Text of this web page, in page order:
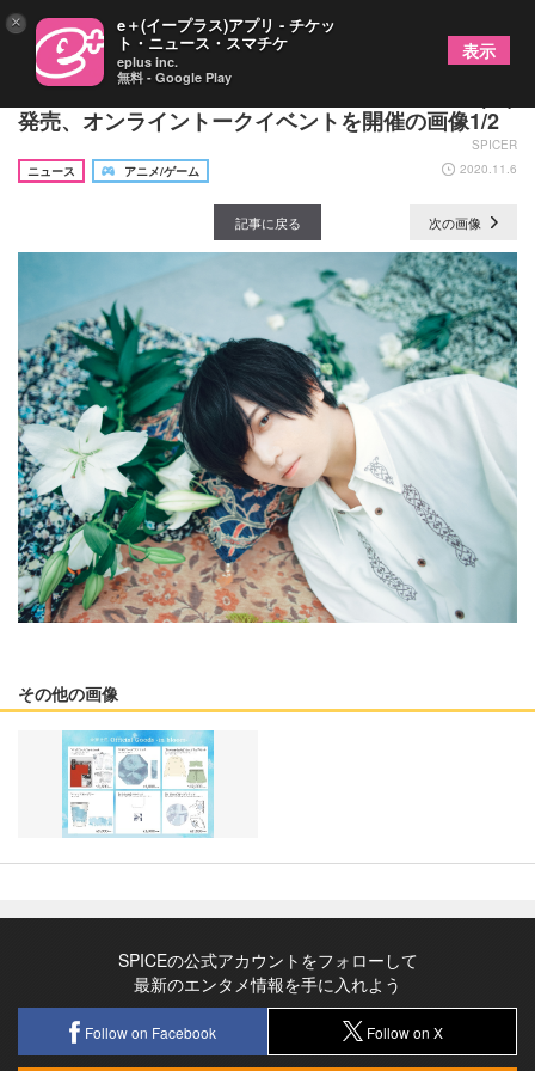
斉藤壮馬、2ndフルアルバム『in bloom』12/23(水)
発売、オンライントークイベントを開催の画像1/2
SPICER
ニュース
アニメ/ゲーム 2020.11.6
記事に戻る 次の画像
その他の画像
SPICEの公式アカウントをフォローして
最新のエンタメ情報を手に入れよう
Follow on Facebook Follow on X
× e＋(イープラス)アプリ - チケッ
ト・ニュース・スマチケ
eplus inc.
無料 - Google Play
表示